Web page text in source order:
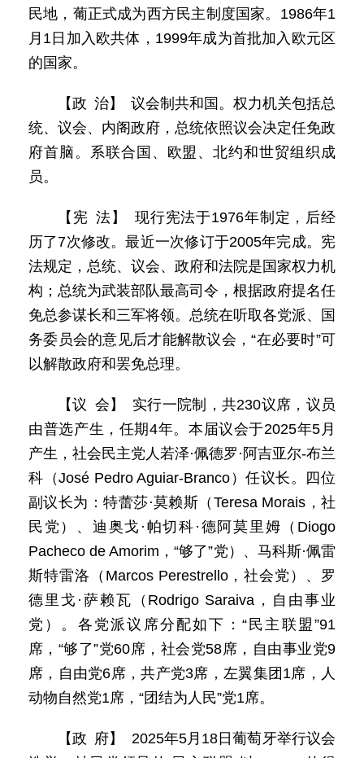
民地，葡正式成为西方民主制度国家。1986年1
月1日加入欧共体，1999年成为首批加入欧元区
的国家。
【政 治】 议会制共和国。权力机关包括总
统、议会、内阁政府，总统依照议会决定任免政
府首脑。系联合国、欧盟、北约和世贸组织成
员。
【宪 法】 现行宪法于1976年制定，后经
历了7次修改。最近一次修订于2005年完成。宪
法规定，总统、议会、政府和法院是国家权力机
构；总统为武装部队最高司令，根据政府提名任
免总参谋长和三军将领。总统在听取各党派、国
务委员会的意见后才能解散议会，“在必要时”可
以解散政府和罢免总理。
【议 会】 实行一院制，共230议席，议员
由普选产生，任期4年。本届议会于2025年5月
产生，社会民主党人若泽·佩德罗·阿吉亚尔-布兰
科（José Pedro Aguiar-Branco）任议长。四位
副议长为：特蕾莎·莫赖斯（Teresa Morais，社
民党）、迪奥戈·帕切科·德阿莫里姆（Diogo
Pacheco de Amorim，“够了”党）、马科斯·佩雷
斯特雷洛（Marcos Perestrello，社会党）、罗
德里戈·萨赖瓦（Rodrigo Saraiva，自由事业
党）。各党派议席分配如下：“民主联盟”91
席，“够了”党60席，社会党58席，自由事业党9
席，自由党6席，共产党3席，左翼集团1席，人
动物自然党1席，“团结为人民”党1席。
【政 府】 2025年5月18日葡萄牙举行议会